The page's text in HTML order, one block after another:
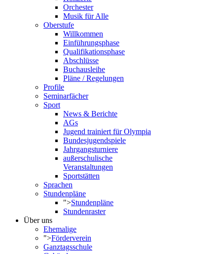
Orchester
Musik für Alle
Oberstufe
Willkommen
Einführungsphase
Qualifikationsphase
Abschlüsse
Buchausleihe
Pläne / Regelungen
Profile
Seminarfächer
Sport
News & Berichte
AGs
Jugend trainiert für Olympia
Bundesjugendspiele
Jahrgangsturniere
außerschulische
Veranstaltungen
Sportstätten
Sprachen
Stundenpläne
">Stundenpläne
Stundenraster
Über uns
Ehemalige
">Förderverein
Ganztagsschule